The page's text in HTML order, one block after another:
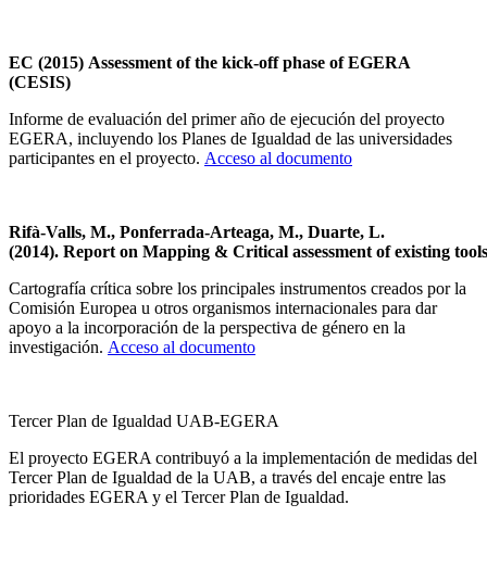
EC (2015) Assessment of the kick-off phase of EGERA
(CESIS)
Informe de evaluación del primer año de ejecución del proyecto
EGERA, incluyendo los Planes de Igualdad de las universidades
participantes en el proyecto. Acceso al documento
Rifà-Valls, M., Ponferrada-Arteaga, M., Duarte, L.
(2014). Report on Mapping & Critical assessment of existing
Cartografía crítica sobre los principales instrumentos creados por la
Comisión Europea u otros organismos internacionales para dar
apoyo a la incorporación de la perspectiva de género en la
investigación. Acceso al documento
Tercer Plan de Igualdad UAB-EGERA
El proyecto EGERA contribuyó a la implementación de medidas del
Tercer Plan de Igualdad de la UAB, a través del encaje entre las
prioridades EGERA y el Tercer Plan de Igualdad.